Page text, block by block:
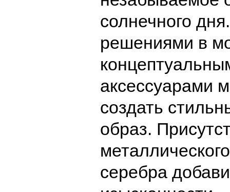
солнечного
решениями в
аксессуарами
создать
образ.
серебра